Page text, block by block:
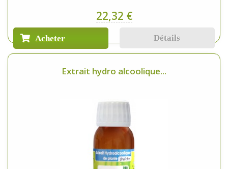
22,32 €
Acheter Détails
Extrait hydro alcoolique...